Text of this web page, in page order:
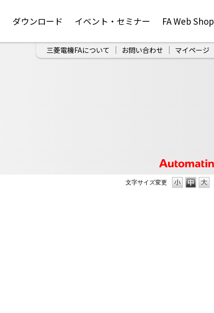
ダウンロード イベント・セミナー FA Web Shop
三菱電機FAについて お問い合わせ マイページ
文字サイズ変更